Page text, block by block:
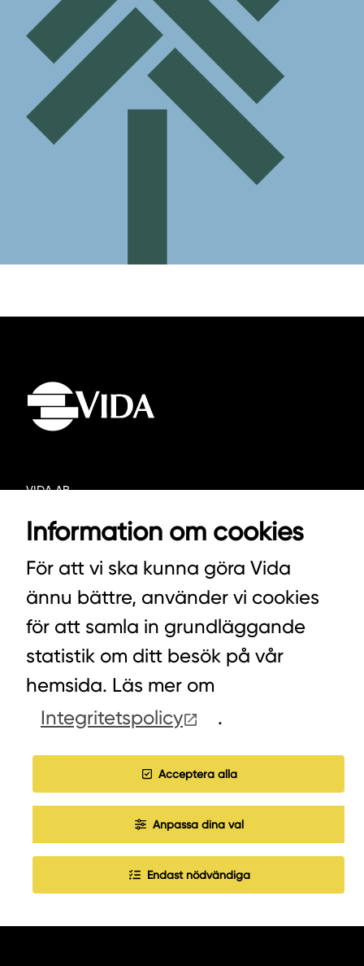
VIDA AB
BOX 100
342 21 ALVESTA
VÄXEL HUVUDKONTORET: 0472-439 00
VÄXEL PELLETS/STALLSTRÖ: 0393-216 50
HITTA INKÖPARE
COOKIES
JOBBA HOS OSS
Information om cookies
För att vi ska kunna göra Vida
ännu bättre, använder vi cookies
för att samla in grundläggande
statistik om ditt besök på vår
hemsida. Läs mer om
Integritetspolicy
.
Acceptera alla
Anpassa dina val
Endast nödvändiga